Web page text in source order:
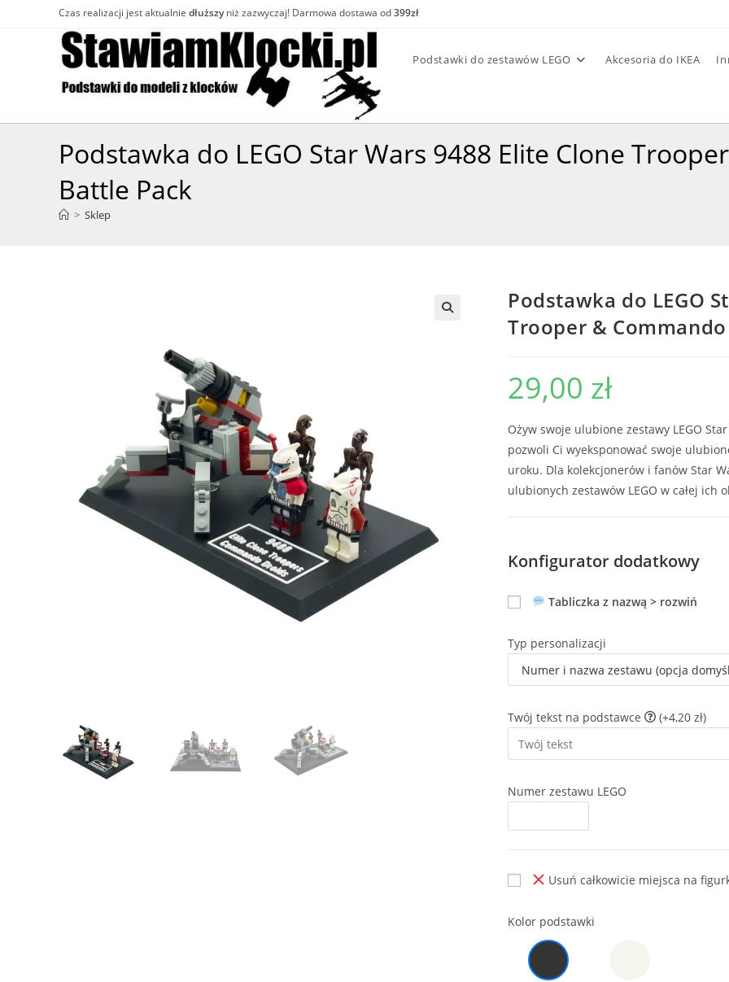
Czas realizacji jest aktualnie dłuższyniż zazwyczaj! Darmowa dostawa od399zł
Podstawki do zestawów LEGO Akcesoria do IKEA
Podstawka do LEGO Star Wars 9488 Elite Clone
Battle Pack
> Sklep
Podstawka do LEGO
Trooper &
29,00 zł
Ożyw swoje ulubione zestawy LEGO
pozwoli Ci wyeksponować swoje
uroku. Dla kolekcjonerów i fanów Star
ulubionych zestawów LEGO w całej ich
Konfigurator dodatkowy
Tabliczka z nazwą > rozwiń
Typ personalizacji
Twój tekst na podstawce (+4,20 zł)
Numer zestawu LEGO
Usuń całkowicie miejsca na
Kolor podstawki